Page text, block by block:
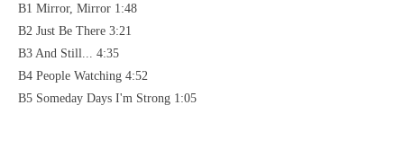
B1 Mirror, Mirror 1:48
B2 Just Be There 3:21
B3 And Still... 4:35
B4 People Watching 4:52
B5 Someday Days I'm Strong 1:05